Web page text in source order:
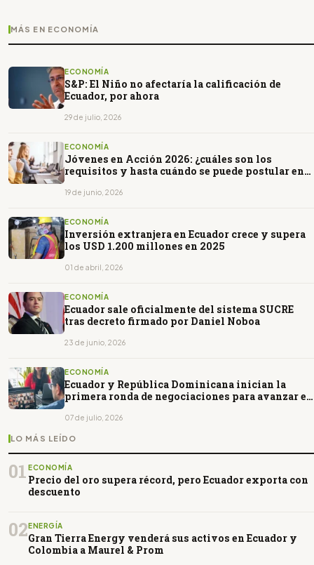
MÁS EN ECONOMÍA
ECONOMÍA
S&P: El Niño no afectaría la calificación de
Ecuador, por ahora
29 de julio, 2026
ECONOMÍA
Jóvenes en Acción 2026: ¿cuáles son los
requisitos y hasta cuándo se puede postular en
19 de junio, 2026
ECONOMÍA
Inversión extranjera en Ecuador crece y supera
los USD 1.200 millones en 2025
01 de abril, 2026
ECONOMÍA
Ecuador sale oficialmente del sistema SUCRE
tras decreto firmado por Daniel Noboa
23 de junio, 2026
ECONOMÍA
Ecuador y República Dominicana inician la
primera ronda de negociaciones para avanzar en
07 de julio, 2026
LO MÁS LEÍDO
01 ECONOMÍA
Precio del oro supera récord, pero Ecuador exporta con
descuento
02 ENERGÍA
Gran Tierra Energy venderá sus activos en Ecuador y
Colombia a Maurel & Prom